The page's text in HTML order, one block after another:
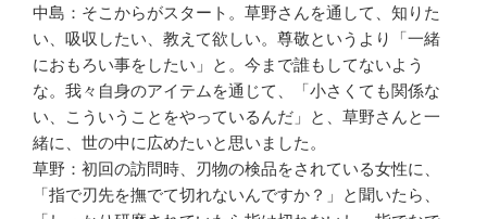
中島：そこからがスタート。草野さんを通して、知りた
い、吸収したい、教えて欲しい。尊敬というより「一緒
におもろい事をしたい」と。今まで誰もしてないよう
な。我々自身のアイテムを通じて、「小さくても関係な
い、こういうことをやっているんだ」と、草野さんと一
緒に、世の中に広めたいと思いました。
草野：初回の訪問時、刃物の検品をされている女性に、
「指で刃先を撫でて切れないんですか？」と聞いたら、